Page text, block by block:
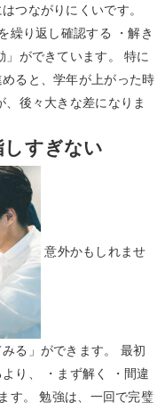
つながりにくいです。
繰り返し確認する ・解き
ができています。 特に
ると、学年が上がった時
後々大きな差になりま
すぎない
意外かもしれませ
る」ができます。 最初
り、 ・まず解く ・間違
す。 勉強は、一回で完璧